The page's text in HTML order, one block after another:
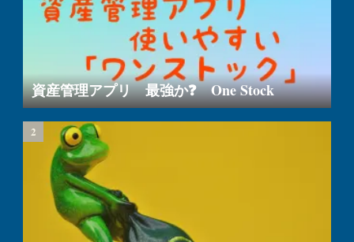
資産管理アプリ 最強か❓ One Stock